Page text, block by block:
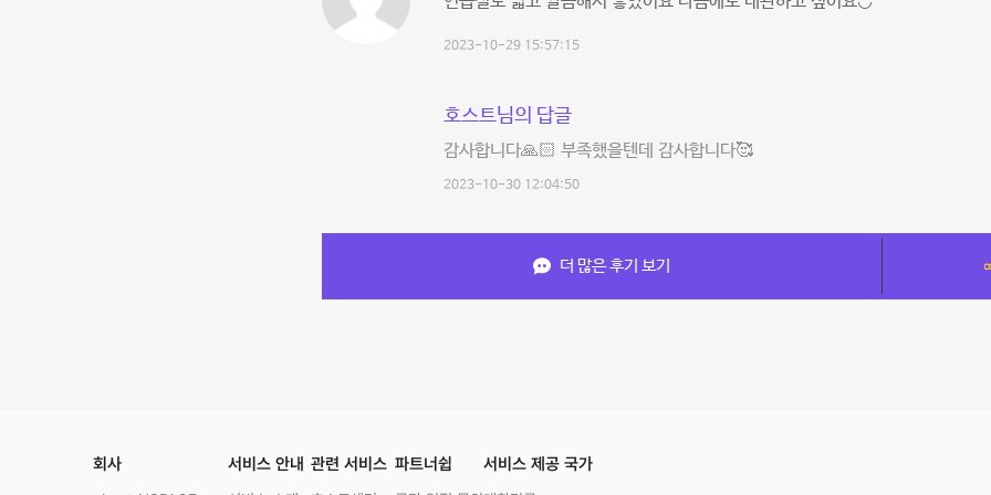
2023-10-29 15:57:15
호스트님의 답글
감사합니다🙏🏻 부족했을텐데 감사합니다🥰
2023-10-30 12:04:50
더 많은 후기 보기
회사 서비스 안내 관련 서비스 파트너쉽 서비스 제공 국가